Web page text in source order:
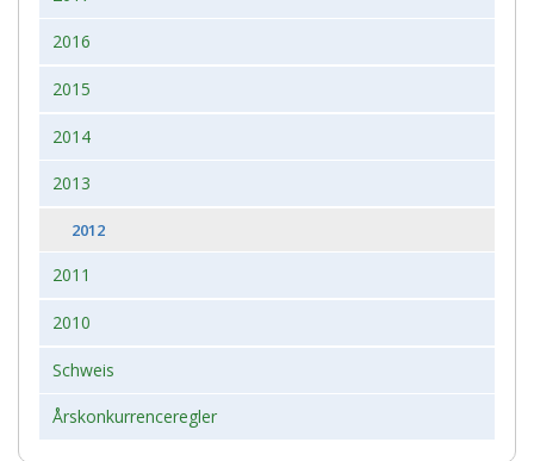
2016
2015
2014
2013
2012
2011
2010
Schweis
Årskonkurrenceregler